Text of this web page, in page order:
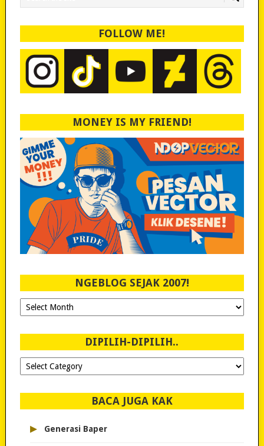
FOLLOW ME!
MONEY IS MY FRIEND!
NGEBLOG SEJAK 2007!
Ngeblog
Sejak
DIPILIH-DIPILIH..
Dipilih-
dipilih..
BACA JUGA KAK
▸ Generasi Baper